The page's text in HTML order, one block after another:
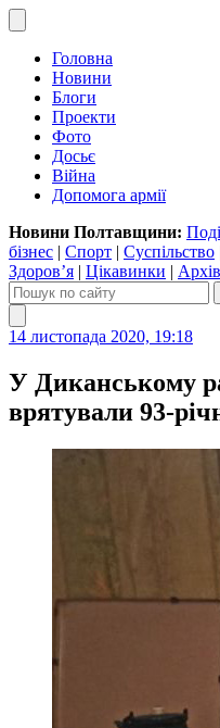
Головна
Новини
Блоги
Проекти
Фото
Досьє
Війна
Допомога армії
Новини Полтавщини:
бізнес | Спорт | Суспільство
Здоров’я | Цікавинки | Архів
14 листопада 2020, 19:18
У Диканському
врятували 93-